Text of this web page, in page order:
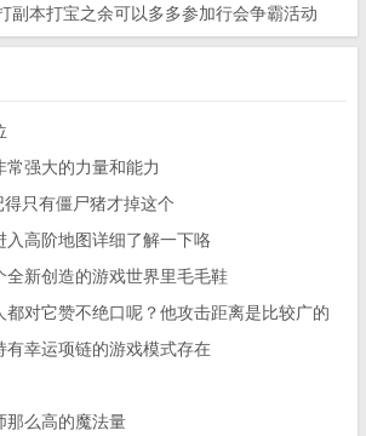
副本打宝之余可以多多参加行会争霸活动
常强大的力量和能力
只有僵尸猪才掉这个
入高阶地图详细了解一下咯
全新创造的游戏世界里毛毛鞋
都对它赞不绝口呢？他攻击距离是比较广的
有幸运项链的游戏模式存在
那么高的魔法量